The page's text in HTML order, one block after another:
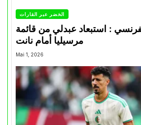
الخضر عبر القارات
: استبعاد عبدلي من قائمة
مرسيليا أمام نانت
Mai 1, 2026